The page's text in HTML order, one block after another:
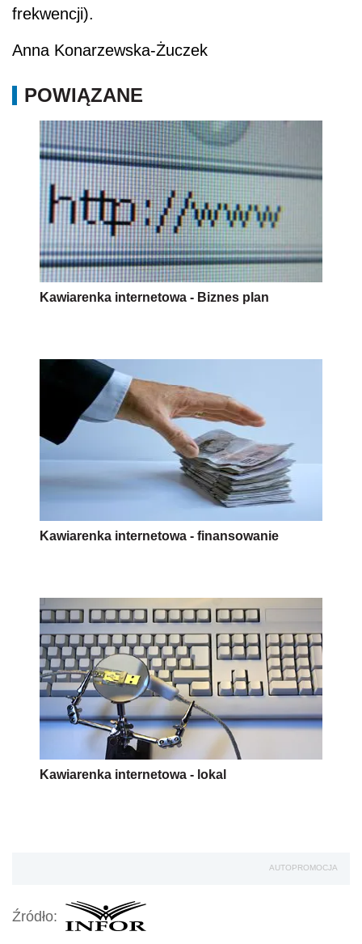
frekwencji).
Anna Konarzewska-Żuczek
POWIĄZANE
Kawiarenka internetowa - Biznes plan
Kawiarenka internetowa - finansowanie
Kawiarenka internetowa - lokal
AUTOPROMOCJA
Źródło: